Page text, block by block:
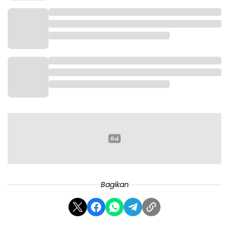
Polrestabes Bandung, Senin (3/11/2025).
Terkait motif, Budi menjelaskan berdasarkan
keterangan para tersangka, mereka kesal kepada
adiknya lantaran kerap pulang larut malam dalam
keadaan mabuk. Kekesalan mereka memuncak saat
hari kejadian dimana para tersangka lepas kendali.
Bagikan